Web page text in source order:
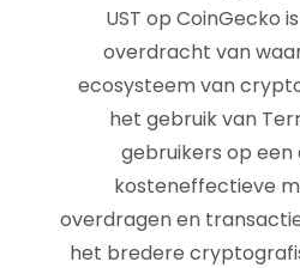
UST op CoinGecko
overdracht van
ecosysteem van
het gebruik van
gebruikers op
kosteneffectieve
overdragen en
het bredere